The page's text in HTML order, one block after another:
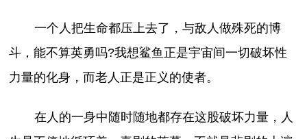
一个人把生命都压上去了，与敌人做殊死的博
斗，能不算英勇吗?我想鲨鱼正是宇宙间一切破坏性
力量的化身，而老人正是正义的使者。
在人的一身中随时随地都存在这股破坏力量，人